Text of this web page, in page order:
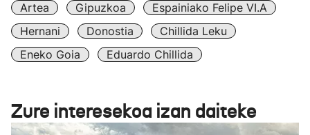
Artea Gipuzkoa
Espainiako Felipe VI.a
Hernani
Donostia
Chillida Leku
Eneko Goia
Eduardo Chillida
Zure interesekoa izan daiteke